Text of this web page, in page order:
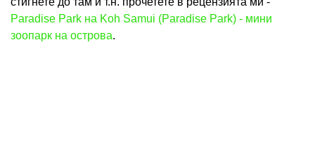
Paradise Park на Koh Samui (Paradise Park) - мини
зоопарк на острова.